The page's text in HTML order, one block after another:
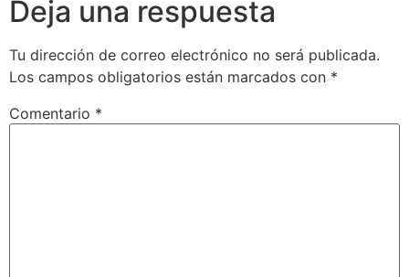
Deja una respuesta
Tu dirección de correo electrónico no será publicada.
Los campos obligatorios están marcados con *
Comentario *